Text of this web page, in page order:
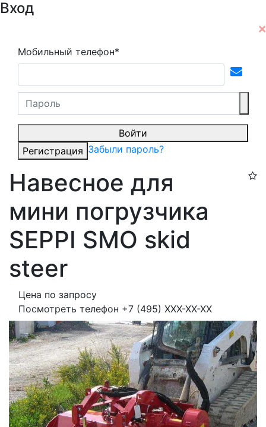
Вход
Мобильный телефон*
Войти
Регистрация Забыли пароль?
Навесное для
мини погрузчика
SEPPI SMO skid
steer
Цена по запросу
Посмотреть телефон +7 (495) XXX-XX-XX